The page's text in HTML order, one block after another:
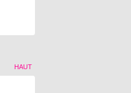
HAUT